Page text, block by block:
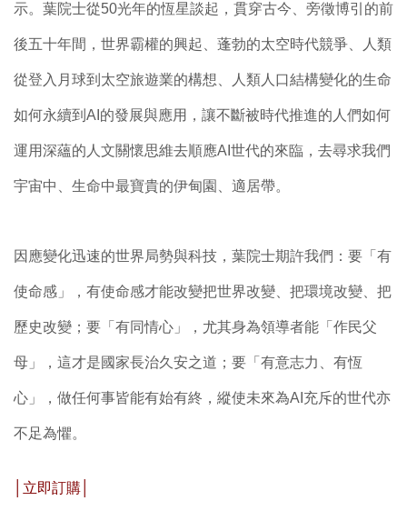
示。葉院士從50光年的恆星談起，貫穿古今、旁徵博引的前
後五十年間，世界霸權的興起、蓬勃的太空時代競爭、人類
從登入月球到太空旅遊業的構想、人類人口結構變化的生命
如何永續到AI的發展與應用，讓不斷被時代推進的人們如何
運用深蘊的人文關懷思維去順應AI世代的來臨，去尋求我們
宇宙中、生命中最寶貴的伊甸園、適居帶。
因應變化迅速的世界局勢與科技，葉院士期許我們：要「有
使命感」，有使命感才能改變把世界改變、把環境改變、把
歷史改變；要「有同情心」，尤其身為領導者能「作民父
母」，這才是國家長治久安之道；要「有意志力、有恆
心」，做任何事皆能有始有終，縱使未來為AI充斥的世代亦
不足為懼。
│立即訂購│